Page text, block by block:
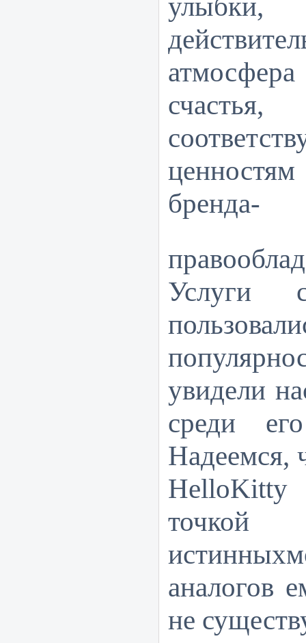
ценностям
бренда-
Услуги
увидели
среди
Надеемся,
HelloKitty
точкой
аналогов
не